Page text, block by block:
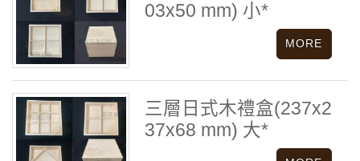
03x50 mm) 小*
三層日式木禮盒(237x2
37x68 mm) 大*